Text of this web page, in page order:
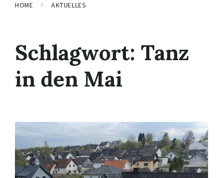
HOME AKTUELLES
Schlagwort: Tanz
in den Mai
Mehr
erfahren